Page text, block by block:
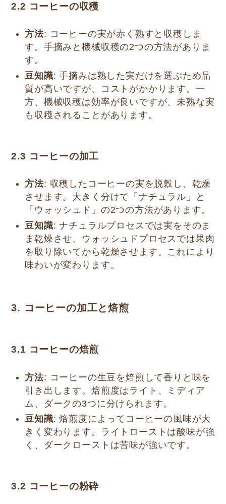
2.2 コーヒーの収穫
方法: コーヒーの実が赤く熟すと収穫しま
す。手摘みと機械収穫の2つの方法がありま
す。
豆知識: 手摘みは熟した実だけを選ぶため品
質が高いですが、コストがかかります。一
方、機械収穫は効率が良いですが、未熟な実
も収穫されることがあります。
2.3 コーヒーの加工
方法: 収穫したコーヒーの実を脱穀し、乾燥
させます。大きく分けて「ナチュラル」と
「ウォッシュド」の2つの方法があります。
豆知識: ナチュラルプロセスでは実をそのま
ま乾燥させ、ウォッシュドプロセスでは果肉
を取り除いてから乾燥させます。これにより
味わいが変わります。
3. コーヒーの加工と焙煎
3.1 コーヒーの焙煎
方法: コーヒーの生豆を焙煎して香りと味を
引き出します。焙煎度はライト、ミディア
ム、ダークの3つに分けられます。
豆知識: 焙煎度によってコーヒーの風味が大
きく変わります。ライトローストは酸味が強
く、ダークローストは苦味が強いです。
3.2 コーヒーの粉砕